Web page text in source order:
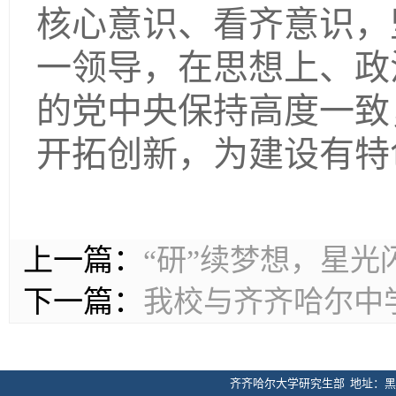
核心意识、看齐意识
一领导，在思想上、
的党中央保持高度一
开拓创新，为建设有
上一篇： “研”续梦想，星
下一篇： 我校与齐齐哈尔中
齐齐哈尔大学研究生部 地址：